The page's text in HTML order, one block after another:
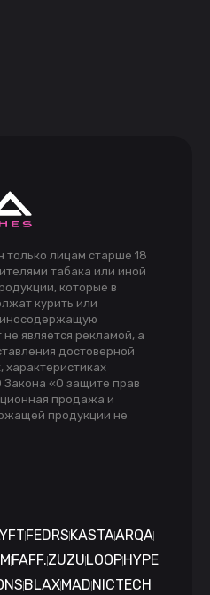
только лицам старше 18
табака или иной
которые в
курить или
является рекламой, а
достоверной
характеристиках
Закона «О защите прав
продажа и
продукции не
FEDRS KASTAARQA
FAFF.ZUZU LOOPHYPE
BLAXMAD NICTECH